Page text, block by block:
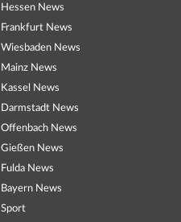
Hessen News
Frankfurt News
Wiesbaden News
Mainz News
Kassel News
Darmstadt News
Offenbach News
Gießen News
Fulda News
Bayern News
Sport